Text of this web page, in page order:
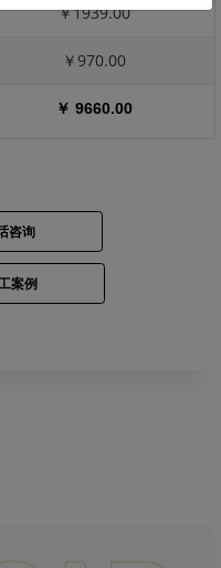
￥1939.00
￥970.00
￥ 9660.00
咨询
案例